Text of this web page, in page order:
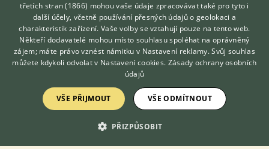
DOMOVSKÁ STRÁNKA
DISKUSE
ČLÁNKY
CHOVATELSKÉ STANICE
ATLAS
Hledáte zvířecího kamaráda?
Zdarma vám poradí
VETERINÁŘ ONLINE
KONZULTOVAT S
VETERINÁŘEM
třetích stran (1866) mohou vaše údaje zpracovávat také pro tyto i
další účely, včetně používání přesných údajů o geolokaci a
charakteristik zařízení. Vaše volby se vztahují pouze na tento web.
Někteří dodavatelé mohou místo souhlasu spoléhat na oprávněný
zájem; máte právo vznést námitku v Nastavení reklamy. Svůj souhlas
můžete kdykoli odvolat v Nastavení cookies. Zásady ochrany osobních
údajů
VŠE PŘIJMOUT VŠE ODMÍTNOUT
PŘIZPŮSOBIT